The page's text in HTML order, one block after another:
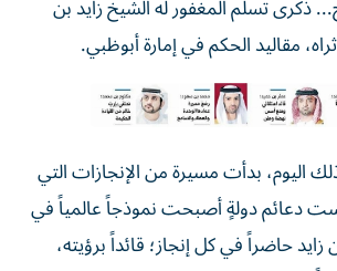
ذكرى تسلّم المغفور له الشيخ زايد بن
مقاليد الحكم في إمارة أبوظبي.
اليوم، بدأت مسيرة من الإنجازات التي
دعائم دولةٍ أصبحت نموذجاً عالمياً في
حاضراً في كل إنجاز؛ قائداً برؤيته،